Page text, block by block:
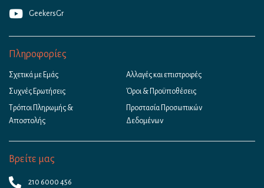
GeekersGr
Πληροφορίες
Σχετικά με Εμάς
Συχνές Ερωτήσεις
Τρόποι Πληρωμής &
Αποστολής
Αλλαγές και επιστροφές
Όροι & Προϋποθέσεις
Προστασία Προσωπικών
Δεδομένων
Βρείτε μας
210 6000 456